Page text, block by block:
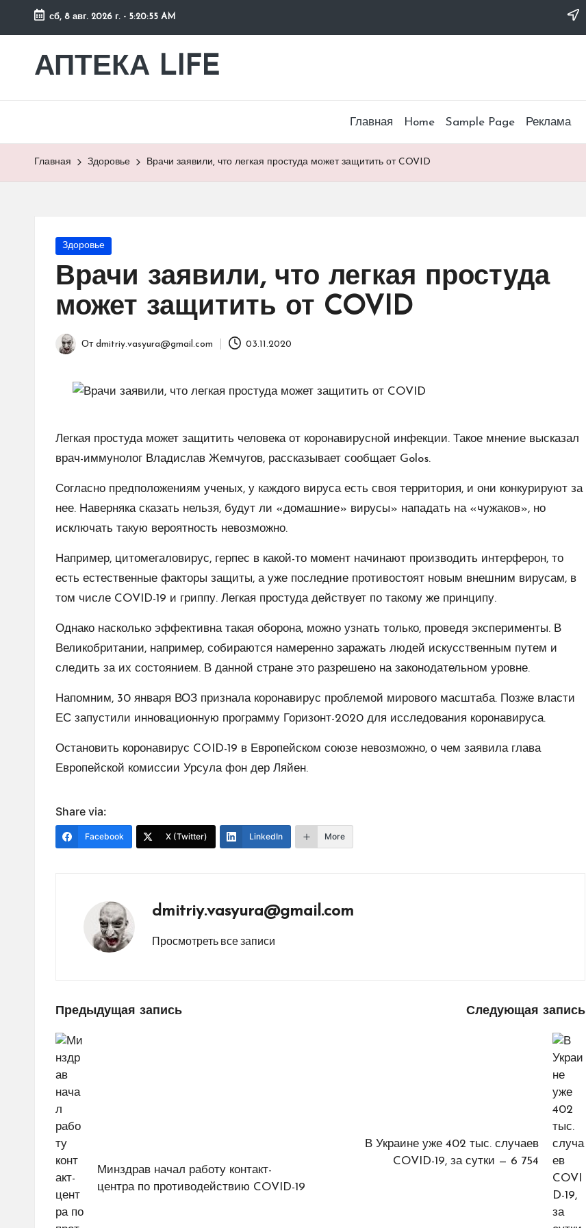
Перейти
содержимому
сб, 8 авг. 2026 г. - 5:20:55 AM
АПТЕКА LIFE
сайт
Главная Home Sample Page Реклама
Главная Здоровье Врачи заявили, что легкая простуда может защитить от COVID
Опубликовано
Здоровье
Врачи заявили, что легкая простуда
может защитить от COVID
Запись
От dmitriy.vasyura@gmail.com 03.11.2020
Легкая простуда может защитить человека от коронавирусной инфекции. Такое мнение высказал
врач-иммунолог Владислав Жемчугов, рассказывает сообщает Golos.
Согласно предположениям ученых, у каждого вируса есть своя территория, и они конкурируют за
нее. Наверняка сказать нельзя, будут ли «домашние» вирусы» нападать на «чужаков», но
исключать такую вероятность невозможно.
Например, цитомегаловирус, герпес в какой-то момент начинают производить интерферон, то
есть естественные факторы защиты, а уже последние противостоят новым внешним вирусам, в
том числе COVID-19 и гриппу. Легкая простуда действует по такому же принципу.
Однако насколько эффективна такая оборона, можно узнать только, проведя эксперименты. В
Великобритании, например, собираются намеренно заражать людей искусственным путем и
следить за их состоянием. В данной стране это разрешено на законодательном уровне.
Напомним, 30 января ВОЗ признала коронавирус проблемой мирового масштаба. Позже власти
ЕС запустили инновационную программу Горизонт-2020 для исследования коронавируса.
Остановить коронавирус COID-19 в Европейском союзе невозможно, о чем заявила глава
Европейской комиссии Урсула фон дер Ляйен.
Share via:
Facebook X (Twitter) LinkedIn More
dmitriy.vasyura@gmail.com
Просмотреть все записи
Навигация
по
записям
Предыдущая запись
Минздрав начал работу контакт-
центра по противодействию COVID-19
Следующая запись
В Украине уже 402 тыс. случаев
COVID-19, за сутки — 6 754